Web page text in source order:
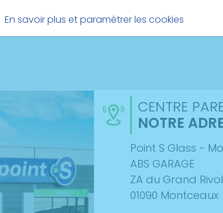
CENTRE
NOTRE
Point S Glass -
ABS GARAGE
ZA du Grand
01090 Montceaux
En savoir plus et paramétrer les cookies